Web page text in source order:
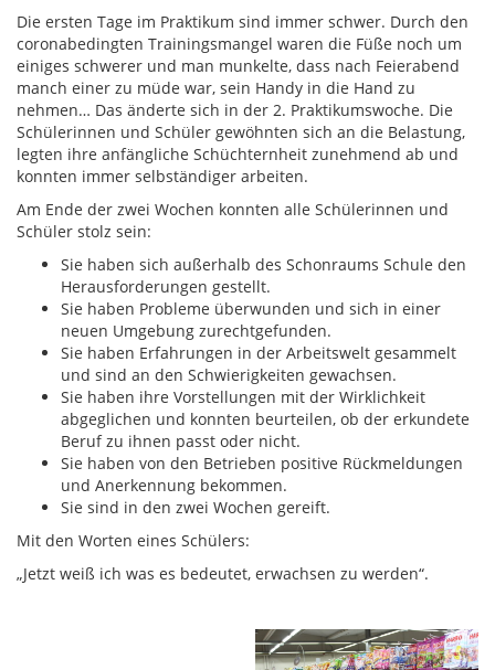
Die ersten Tage im Praktikum sind immer schwer. Durch den
coronabedingten Trainingsmangel waren die Füße noch um
einiges schwerer und man munkelte, dass nach Feierabend
manch einer zu müde war, sein Handy in die Hand zu
nehmen… Das änderte sich in der 2. Praktikumswoche. Die
Schülerinnen und Schüler gewöhnten sich an die Belastung,
legten ihre anfängliche Schüchternheit zunehmend ab und
konnten immer selbständiger arbeiten.
Am Ende der zwei Wochen konnten alle Schülerinnen und
Schüler stolz sein:
Sie haben sich außerhalb des Schonraums Schule den
Herausforderungen gestellt.
Sie haben Probleme überwunden und sich in einer
neuen Umgebung zurechtgefunden.
Sie haben Erfahrungen in der Arbeitswelt gesammelt
und sind an den Schwierigkeiten gewachsen.
Sie haben ihre Vorstellungen mit der Wirklichkeit
abgeglichen und konnten beurteilen, ob der erkundete
Beruf zu ihnen passt oder nicht.
Sie haben von den Betrieben positive Rückmeldungen
und Anerkennung bekommen.
Sie sind in den zwei Wochen gereift.
Mit den Worten eines Schülers:
„Jetzt weiß ich was es bedeutet, erwachsen zu werden“.